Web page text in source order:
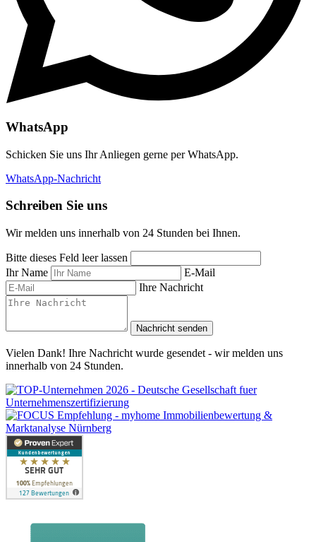
WhatsApp
Schicken Sie uns Ihr Anliegen gerne per WhatsApp.
WhatsApp-Nachricht
Schreiben Sie uns
Wir melden uns innerhalb von 24 Stunden bei Ihnen.
Bitte dieses Feld leer lassen
Ihr Name
E-Mail
Ihre Nachricht
Nachricht senden
Vielen Dank! Ihre Nachricht wurde gesendet - wir melden uns
innerhalb von 24 Stunden.